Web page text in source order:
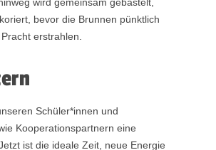
wird gemeinsam gebastelt,
bevor die Brunnen pünktlich
erstrahlen.
Schüler*innen und
Kooperationspartnern eine
ist die ideale Zeit, neue Energie